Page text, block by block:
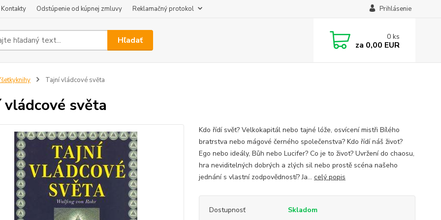
Kontakty Odstúpenie od kúpnej zmluvy Reklamačný protokol Prihlásenie
Hľadať 0 ks
za 0,00 EUR
Tajní vládcové světa
vládcové světa
Kdo řídí svět? Velkokapitál nebo tajné lóže, osvícení mistři Bílého
bratrstva nebo mágové černého společenstva? Kdo řídí náš život?
Ego nebo ideály, Bůh nebo Lucifer? Co je to život? Uvržení do chaosu,
hra neviditelných dobrých a zlých sil nebo prostě scéna našeho
jednání s vlastní zodpovědností? Ja... celý popis
Dostupnosť Skladom